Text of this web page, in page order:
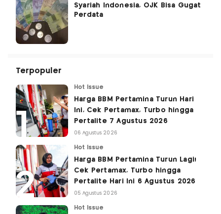
Syariah Indonesia, OJK Bisa Gugat
Perdata
Terpopuler
Hot Issue
Harga BBM Pertamina Turun Hari
Ini, Cek Pertamax, Turbo hingga
Pertalite 7 Agustus 2026
06 Agustus 2026
Hot Issue
Harga BBM Pertamina Turun Lagi!
Cek Pertamax, Turbo hingga
Pertalite Hari Ini 6 Agustus 2026
05 Agustus 2026
Hot Issue